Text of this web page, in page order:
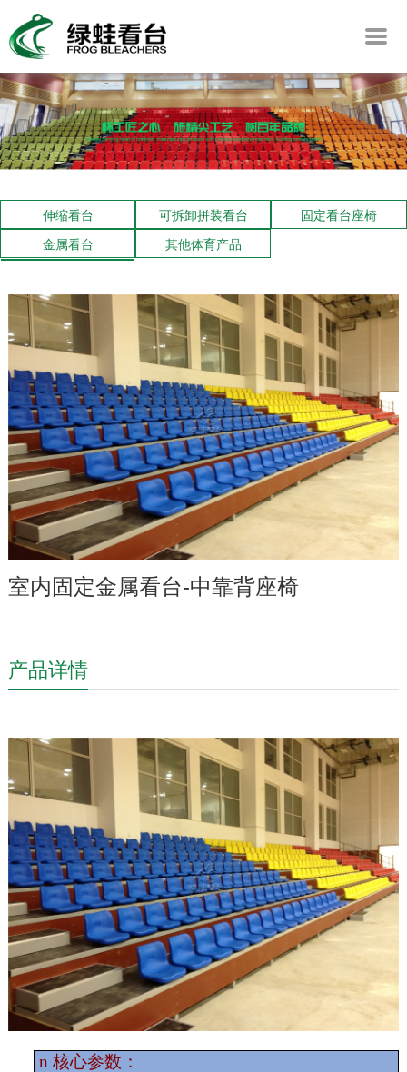
伸缩看台 可拆卸拼装看台
固定看台座椅
金属看台
其他体育产品
室内固定金属看台-中靠背座椅
产品详情
n 核心参数：